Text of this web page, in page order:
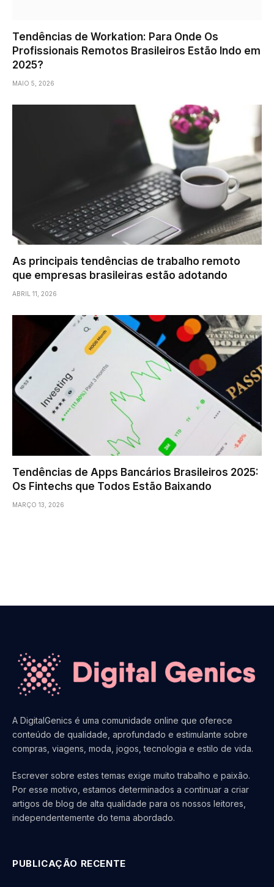
Tendências de Workation: Para Onde Os
Profissionais Remotos Brasileiros Estão Indo em
2025?
MAIO 5, 2026
As principais tendências de trabalho remoto
que empresas brasileiras estão adotando
ABRIL 11, 2026
Tendências de Apps Bancários Brasileiros 2025:
Os Fintechs que Todos Estão Baixando
MARÇO 13, 2026
A DigitalGenics é uma comunidade online que oferece
conteúdo de qualidade, aprofundado e estimulante sobre
compras, viagens, moda, jogos, tecnologia e estilo de vida.
Escrever sobre estes temas exige muito trabalho e paixão.
Por esse motivo, estamos determinados a continuar a criar
artigos de blog de alta qualidade para os nossos leitores,
independentemente do tema abordado.
PUBLICAÇÃO RECENTE